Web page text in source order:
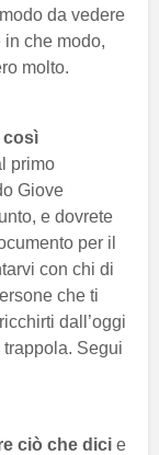
da vedere
che modo,
molto.
così
primo
Giove
e dovrete
per il
con chi di
che ti
dall’oggi
Segui
ciò che dici e